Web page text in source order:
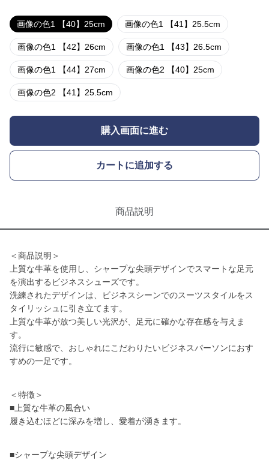
画像の色1 【40】25cm 画像の色1 【41】25.5cm
画像の色1 【42】26cm 画像の色1 【43】26.5cm
画像の色1 【44】27cm 画像の色2 【40】25cm
画像の色2 【41】25.5cm
購入画面に進む
カートに追加する
商品説明
＜商品説明＞
上質な牛革を使用し、シャープな尖頭デザインでスマートな足元
を演出するビジネスシューズです。
洗練されたデザインは、ビジネスシーンでのスーツスタイルをス
タイリッシュに引き立てます。
上質な牛革が放つ美しい光沢が、足元に確かな存在感を与えま
す。
流行に敏感で、おしゃれにこだわりたいビジネスパーソンにおす
すめの一足です。
＜特徴＞
■上質な牛革の風合い
履き込むほどに深みを増し、愛着が湧きます。
■シャープな尖頭デザイン